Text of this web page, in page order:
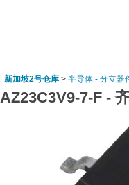
新加坡2号仓库 > 半导体 - 分立器
AZ23C3V9-7-F -